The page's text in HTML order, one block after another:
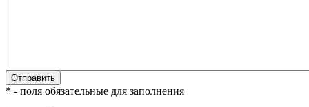
* - поля обязательные для заполнения